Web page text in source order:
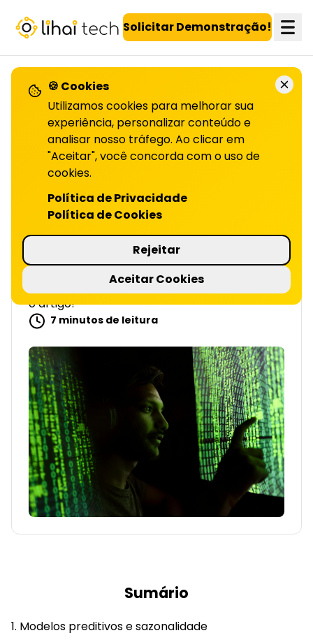
LiHai - Página inicial Solicitar Demonstração!
VOLTAR PARA O BLOG
IA para prever
comportamento de
consumo no fim de ano
| LIHAI
Como a IA antecipa o consumo no fim do ano,
ajusta estoques e personaliza ofertas em
tempo real. Veja como aplicar na prática, leia
o artigo!
7 minutos de leitura
Sumário
Modelos preditivos e sazonalidade
🍪 Cookies
Utilizamos cookies para melhorar sua
experiência, personalizar conteúdo e
analisar nosso tráfego. Ao clicar em
"Aceitar", você concorda com o uso de
cookies.
Política de Privacidade
Política de Cookies
Rejeitar
Aceitar Cookies